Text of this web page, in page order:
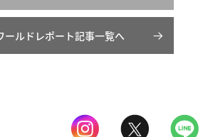
ールドレポート記事一覧へ